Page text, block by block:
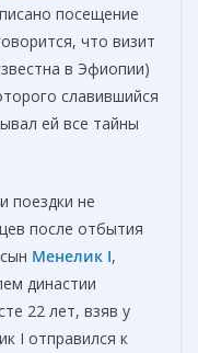
посещение
что визит
в Эфиопии)
славившийся
ей все тайны
поездки не
после отбытия
Менелик I,
династии
22 лет, взяв у
I отправился к